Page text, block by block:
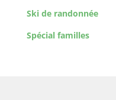
Ski de randonnée
Spécial familles